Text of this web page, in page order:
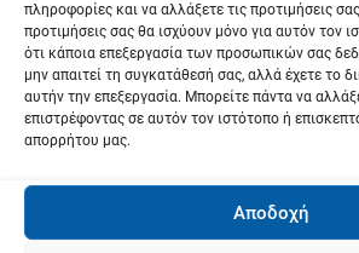
πληροφορίες και να αλλάξετε τις προτιμήσεις
προτιμήσεις σας θα ισχύουν μόνο για αυτόν τον
ότι κάποια επεξεργασία των προσωπικών σας
μην απαιτεί τη συγκατάθεσή σας, αλλά έχετε το
αυτήν την επεξεργασία. Μπορείτε πάντα να
επιστρέφοντας σε αυτόν τον ιστότοπο ή
απορρήτου μας.
Αποδοχή
ύψους 44.726.678 ευρώ σε
ενίσχυση ζωοτροφών με
ευλογιάς και πανώλης.
Αναμένεται να καταβληθούν
ευρώ από την ανωτέρω
34.000 δικαιούχους κατόπιν